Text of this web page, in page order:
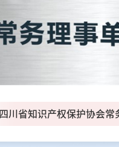
四川省知识产权保护协会常